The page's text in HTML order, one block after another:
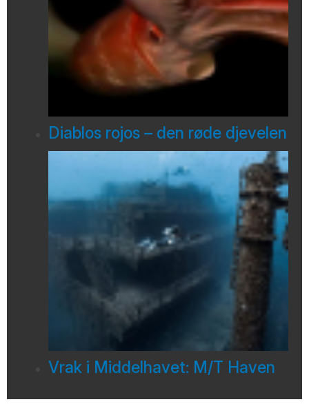
Diablos rojos – den røde djevelen
Vrak i Middelhavet: M/T Haven